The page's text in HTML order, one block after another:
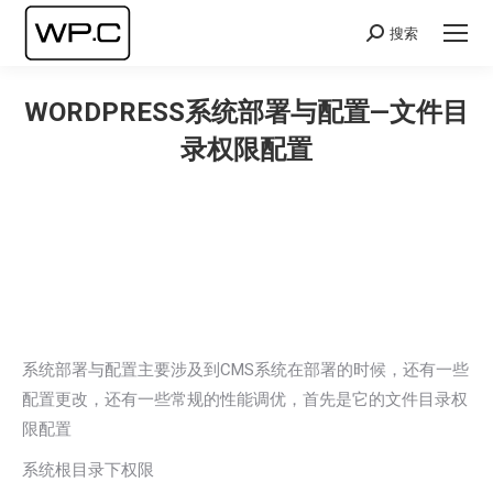
Search:
搜索
WORDPRESS系统部署与配置—文件目
录权限配置
系统部署与配置主要涉及到CMS系统在部署的时候，还有一些
配置更改，还有一些常规的性能调优，首先是它的文件目录权
限配置
系统根目录下权限